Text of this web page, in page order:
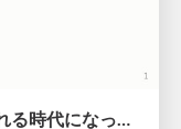
生成AIで帳票OCRが「簡単に」作れる時代になった？